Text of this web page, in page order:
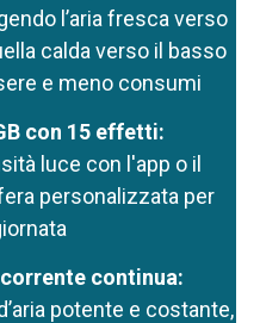
l’aria fresca verso
calda verso il basso
e meno consumi
con 15 effetti:
luce con l'app o il
personalizzata per
continua:
potente e costante,